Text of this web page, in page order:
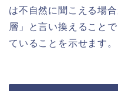
は不自然に聞こえる場
層」と言い換えること
ていることを示せます。